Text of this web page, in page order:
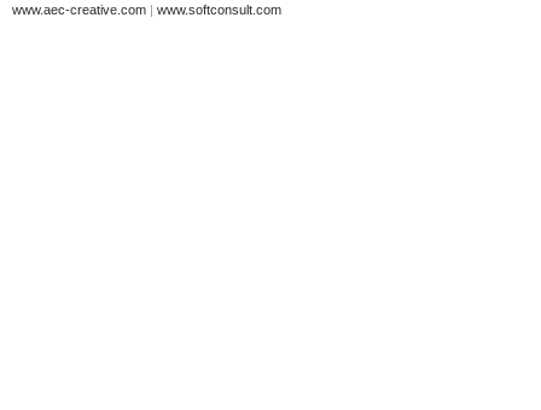
www.aec-creative.com | www.softconsult.com